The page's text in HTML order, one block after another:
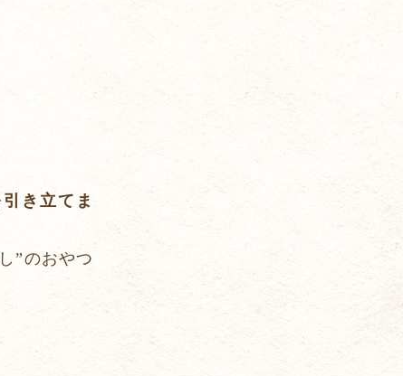
き立てま
”のおやつ